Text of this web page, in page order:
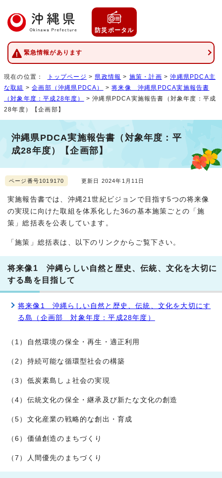
防災ポータル
緊急情報があります
現在の位置： トップページ > 県政情報 > 施策・計画 >沖縄県PDCA主
な取組 >企画部（沖縄県PDCA） >将来像 沖縄県PDCA実施報告書
（対象年度：平成28年度）
> 沖縄県PDCA実施報告書（対象年度：平成
28年度）【企画部】
沖縄県PDCA実施報告書（対象年度：平
成28年度）【企画部】
ページ番号1019170 更新日 2024年1月11日
実施報告書では、沖縄21世紀ビジョンで目指す5つの将来像
の実現に向けた取組を体系化した36の基本施策ごとの「施
策」総括表を公表しています。
「施策」総括表は、以下のリンクからご覧下さい。
将来像1 沖縄らしい自然と歴史、伝統、文化を大切に
する島を目指して
将来像1 沖縄らしい自然と歴史、伝統、文化を大切にす
る島（企画部 対象年度：平成28年度）
（1）自然環境の保全・再生・適正利用
（2）持続可能な循環型社会の構築
（3）低炭素島しょ社会の実現
（4）伝統文化の保全・継承及び新たな文化の創造
（5）文化産業の戦略的な創出・育成
（6）価値創造のまちづくり
（7）人間優先のまちづくり